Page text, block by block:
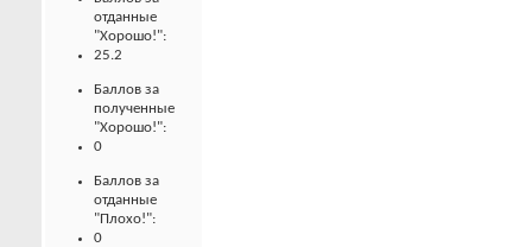
отданные
"Хорошо!":
25.2
Баллов за
полученные
"Хорошо!":
0
Баллов за
отданные
"Плохо!":
0